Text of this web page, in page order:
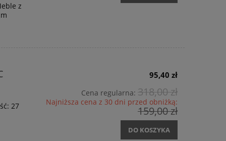
z
27
95,40 zł
Cena regularna: 318,00 zł
Najniższa cena z 30 dni przed obniżką:
159,00 zł
DO KOSZYKA